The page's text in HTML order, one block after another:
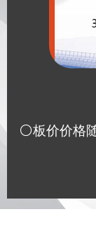
⚪板价价格